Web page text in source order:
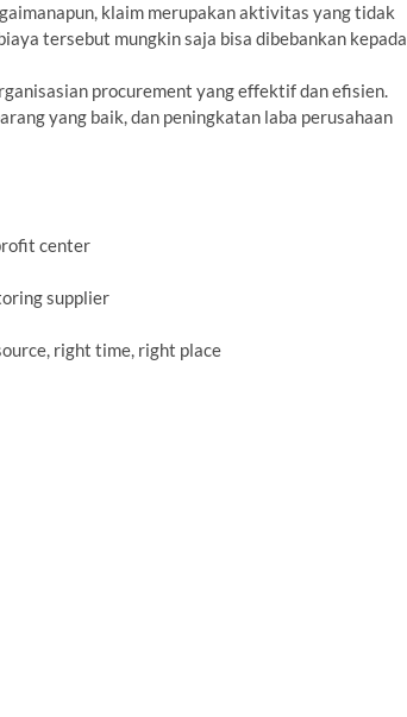
klaim merupakan aktivitas yang tidak
tersebut mungkin saja bisa dibebankan kepada
procurement yang effektif dan efisien.
yang baik, dan peningkatan laba perusahaan
center
supplier
right time, right place